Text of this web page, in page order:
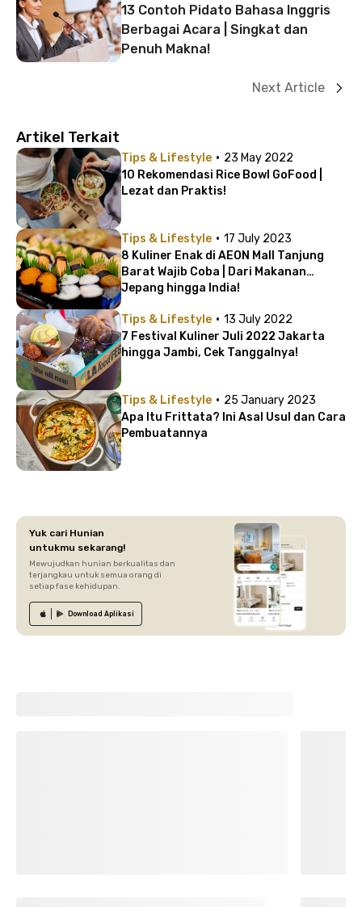
13 Contoh Pidato Bahasa Inggris
Berbagai Acara | Singkat dan
Penuh Makna!
Next Article
Artikel Terkait
Tips & Lifestyle · 23 May 2022
10 Rekomendasi Rice Bowl GoFood |
Lezat dan Praktis!
Tips & Lifestyle · 17 July 2023
8 Kuliner Enak di AEON Mall Tanjung
Barat Wajib Coba | Dari Makanan
Jepang hingga India!
Tips & Lifestyle · 13 July 2022
7 Festival Kuliner Juli 2022 Jakarta
hingga Jambi, Cek Tanggalnya!
Tips & Lifestyle · 25 January 2023
Apa Itu Frittata? Ini Asal Usul dan Cara
Pembuatannya
Yuk cari Hunian
untukmu sekarang!
Mewujudkan hunian berkualitas dan
terjangkau untuk semua orang di
setiap fase kehidupan.
Download Aplikasi